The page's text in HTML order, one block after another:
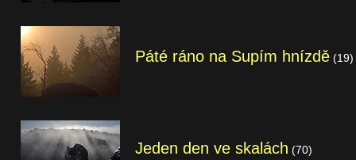
Páté ráno na Supím hnízdě (19)
Jeden den ve skalách (70)